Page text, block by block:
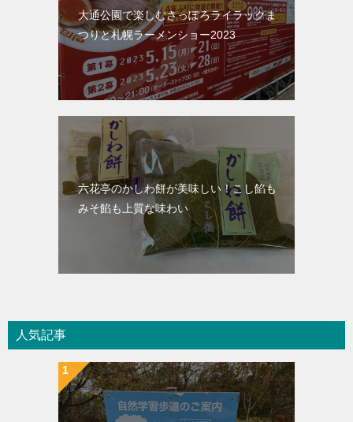
大通公園で楽しむさっぽろライラックま
つりと札幌ラーメンショー2023
六花亭のかしわ餅が美味しい！こし餡も
みそ餡も上質な味わい
人気記事